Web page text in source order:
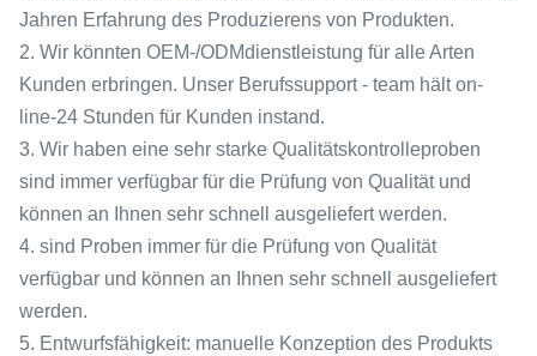
Jahren Erfahrung des Produzierens von Produkten.
2. Wir könnten OEM-/ODMdienstleistung für alle Arten
Kunden erbringen. Unser Berufssupport - team hält on-
line-24 Stunden für Kunden instand.
3. Wir haben eine sehr starke Qualitätskontrolleproben
sind immer verfügbar für die Prüfung von Qualität und
können an Ihnen sehr schnell ausgeliefert werden.
4. sind Proben immer für die Prüfung von Qualität
verfügbar und können an Ihnen sehr schnell ausgeliefert
werden.
5. Entwurfsfähigkeit: manuelle Konzeption des Produkts